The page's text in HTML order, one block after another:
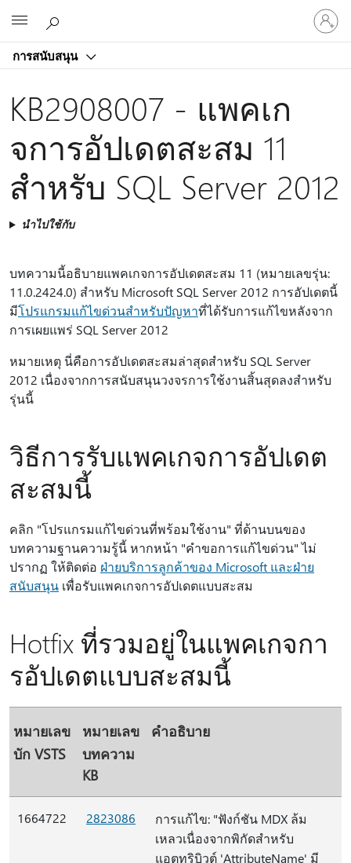
การสนับสนุน
ลงชื่อ
เข้า
บัญชี
KB2908007 - แพคเก
จการอัปเดตสะสม 11
สําหรับ SQL Server 2012
นำไปใช้กับ
บทความนี้อธิบายแพคเกจการอัปเดตสะสม 11 (หมายเลขรุ่น:
11.0.2424.0) สําหรับ Microsoft SQL Server 2012 การอัปเดตนี้
มีโปรแกรมแก้ไขด่วนสําหรับปัญหาที่ได้รับการแก้ไขหลังจาก
การเผยแพร่ SQL Server 2012
หมายเหตุ นี่คือการอัปเดตสะสมล่าสุดสําหรับ SQL Server
2012 เนื่องจากการสนับสนุนวงจรการใช้งานสิ้นสุดลงสําหรับ
รุ่นนี้
วิธีการรับแพคเกจการอัปเดต
สะสมนี้
คลิก "โปรแกรมแก้ไขด่วนที่พร้อมใช้งาน" ที่ด้านบนของ
บทความฐานความรู้นี้ หากหน้า "คําขอการแก้ไขด่วน" ไม่
ปรากฏ ให้ติดต่อ ฝ่ายบริการลูกค้าของ Microsoft และฝ่าย
สนับสนุน เพื่อรับแพคเกจการอัปเดตแบบสะสม
Hotfix ที่รวมอยู่ในแพคเกจกา
รอัปเดตแบบสะสมนี้
หมายเลข
บัก VSTS
หมายเลข
บทความ
KB
คำอธิบาย
1664722 2823086
การแก้ไข: "ฟังก์ชัน MDX ล้ม
เหลวเนื่องจากพิกัดสําหรับ
แอตทริบิวต์ 'AttributeName' มี